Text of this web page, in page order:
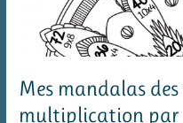
Mes mandalas
multiplication par